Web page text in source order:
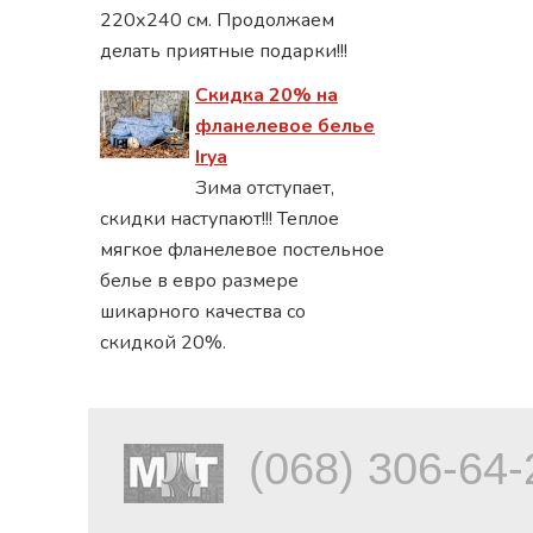
220х240 см. Продолжаем
делать приятные подарки!!!
Скидка 20% на
фланелевое белье
Irya
Зима отступает,
скидки наступают!!! Теплое
мягкое фланелевое постельное
белье в евро размере
шикарного качества со
скидкой 20%.
(068) 306-64-